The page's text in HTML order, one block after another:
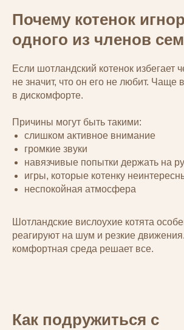
Почему котенок
одного из членов
Если шотландский котенок избегает
не значит, что он его не любит. Чаще
в дискомфорте.
Причины могут быть такими:
слишком активное внимание
громкие звуки
навязчивые попытки держать на
игры, которые котенку
неспокойная атмосфера
Шотландские вислоухие котята
реагируют на шум и резкие
комфортная среда решает все.
Как подружиться с